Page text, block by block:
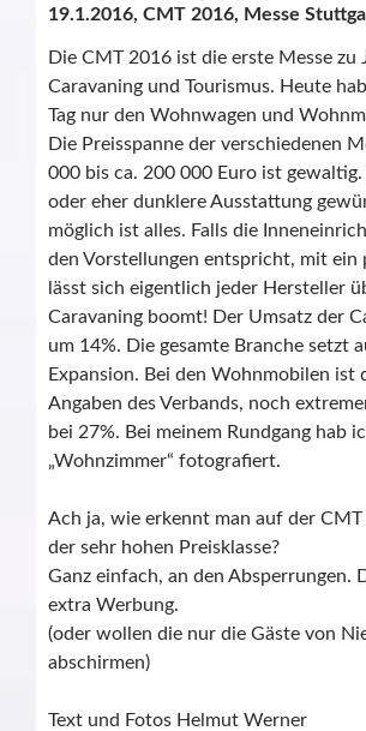
19.1.2016, CMT 2016, Messe
Die CMT 2016 ist die erste Messe zu
Caravaning und Tourismus. Heute
Tag nur den Wohnwagen und
Die Preisspanne der verschiedenen
000 bis ca. 200 000 Euro ist gewaltig.
oder eher dunklere Ausstattung
möglich ist alles. Falls die
den Vorstellungen entspricht, mit ein
lässt sich eigentlich jeder Hersteller
Caravaning boomt! Der Umsatz der
um 14%. Die gesamte Branche setzt
Expansion. Bei den Wohnmobilen ist
Angaben des Verbands, noch
bei 27%. Bei meinem Rundgang hab
„Wohnzimmer“ fotografiert.
Ach ja, wie erkennt man auf der
der sehr hohen Preisklasse?
Ganz einfach, an den Absperrungen.
extra Werbung.
(oder wollen die nur die Gäste von
abschirmen)
Text und Fotos Helmut Werner